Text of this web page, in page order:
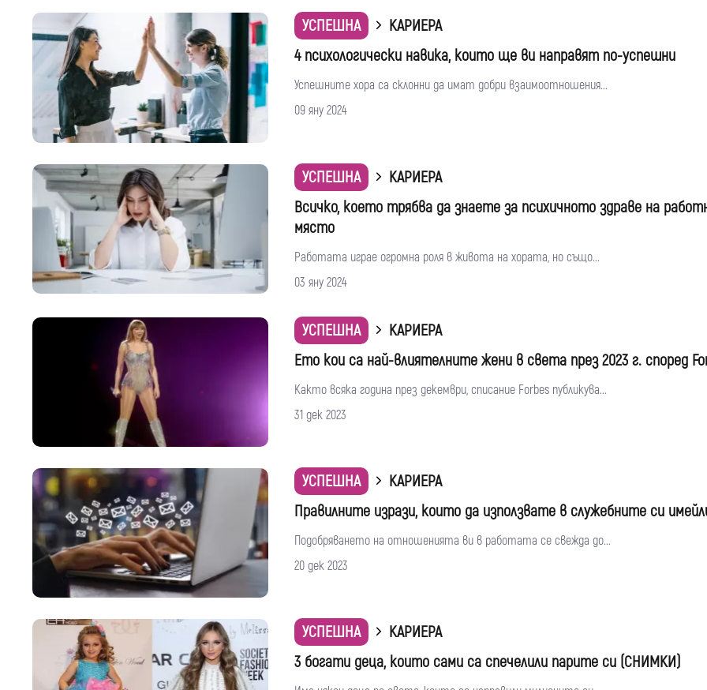
УСПЕШНА
КАРИЕРА
4 психологически навика, които ще ви направят по-успешни
Успешните хора са склонни да имат добри взаимоотношения...
09 яну 2024
УСПЕШНА
КАРИЕРА
Всичко, което трябва да знаете за психичното здраве на
място
Работата играе огромна роля в живота на хората, но също...
03 яну 2024
УСПЕШНА
КАРИЕРА
Ето кои са най-влиятелните жени в света през 2023 г. според
Както всяка година през декември, списание Forbes публикува...
31 дек 2023
УСПЕШНА
КАРИЕРА
Правилните изрази, които да използвате в служебните си
Подобряването на отношенията ви в работата се свежда до...
20 дек 2023
УСПЕШНА
КАРИЕРА
3 богати деца, които сами са спечелили парите си (СНИМКИ)